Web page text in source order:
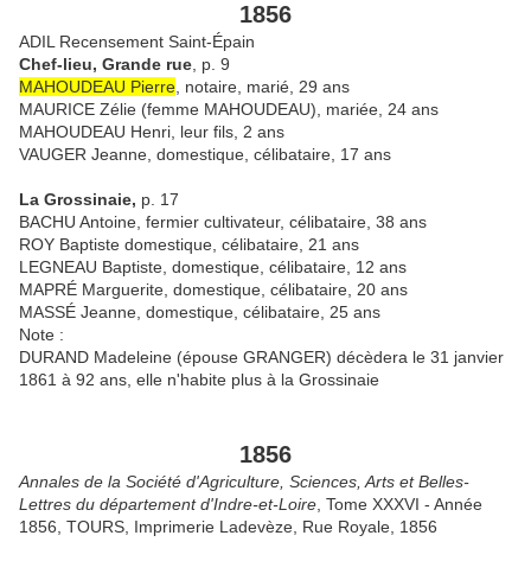
1856
ADIL Recensement Saint-Épain
Chef-lieu, Grande rue , p. 9
MAHOUDEAU Pierre , notaire, marié, 29 ans
MAURICE Zélie (femme MAHOUDEAU), mariée, 24 ans
MAHOUDEAU Henri, leur fils, 2 ans
VAUGER Jeanne, domestique, célibataire, 17 ans
La Grossinaie, p. 17
BACHU Antoine, fermier cultivateur, célibataire, 38 ans
ROY Baptiste domestique, célibataire, 21 ans
LEGNEAU Baptiste, domestique, célibataire, 12 ans
MAPRÉ Marguerite, domestique, célibataire, 20 ans
MASSÉ Jeanne, domestique, célibataire, 25 ans
Note :
DURAND Madeleine (épouse GRANGER) décèdera le 31 janvier
1861 à 92 ans, elle n'habite plus à la Grossinaie
1856
Annales de la Société d'Agriculture, Sciences, Arts et Belles-
Lettres du département d'Indre-et-Loire , Tome XXXVI - Année
1856, TOURS, Imprimerie Ladevèze, Rue Royale, 1856